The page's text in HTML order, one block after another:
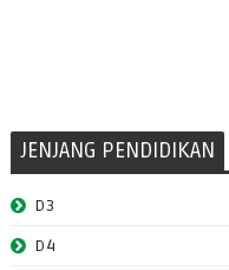
JENJANG PENDIDIKAN
D3
D4